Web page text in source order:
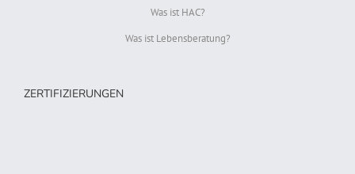
Was ist HAC?
Was ist Lebensberatung?
ZERTIFIZIERUNGEN